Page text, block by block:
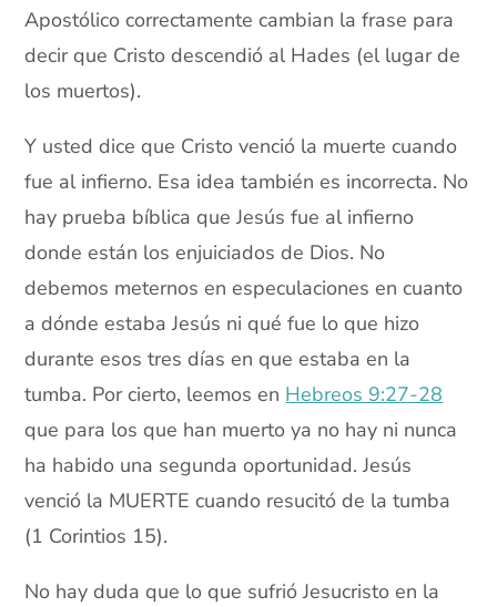
Apostólico correctamente cambian la frase para
decir que Cristo descendió al Hades (el lugar de
los muertos).
Y usted dice que Cristo venció la muerte cuando
fue al infierno. Esa idea también es incorrecta. No
hay prueba bíblica que Jesús fue al infierno
donde están los enjuiciados de Dios. No
debemos meternos en especulaciones en cuanto
a dónde estaba Jesús ni qué fue lo que hizo
durante esos tres días en que estaba en la
tumba. Por cierto, leemos en Hebreos 9:27-28
que para los que han muerto ya no hay ni nunca
ha habido una segunda oportunidad. Jesús
venció la MUERTE cuando resucitó de la tumba
(1 Corintios 15).
No hay duda que lo que sufrió Jesucristo en la